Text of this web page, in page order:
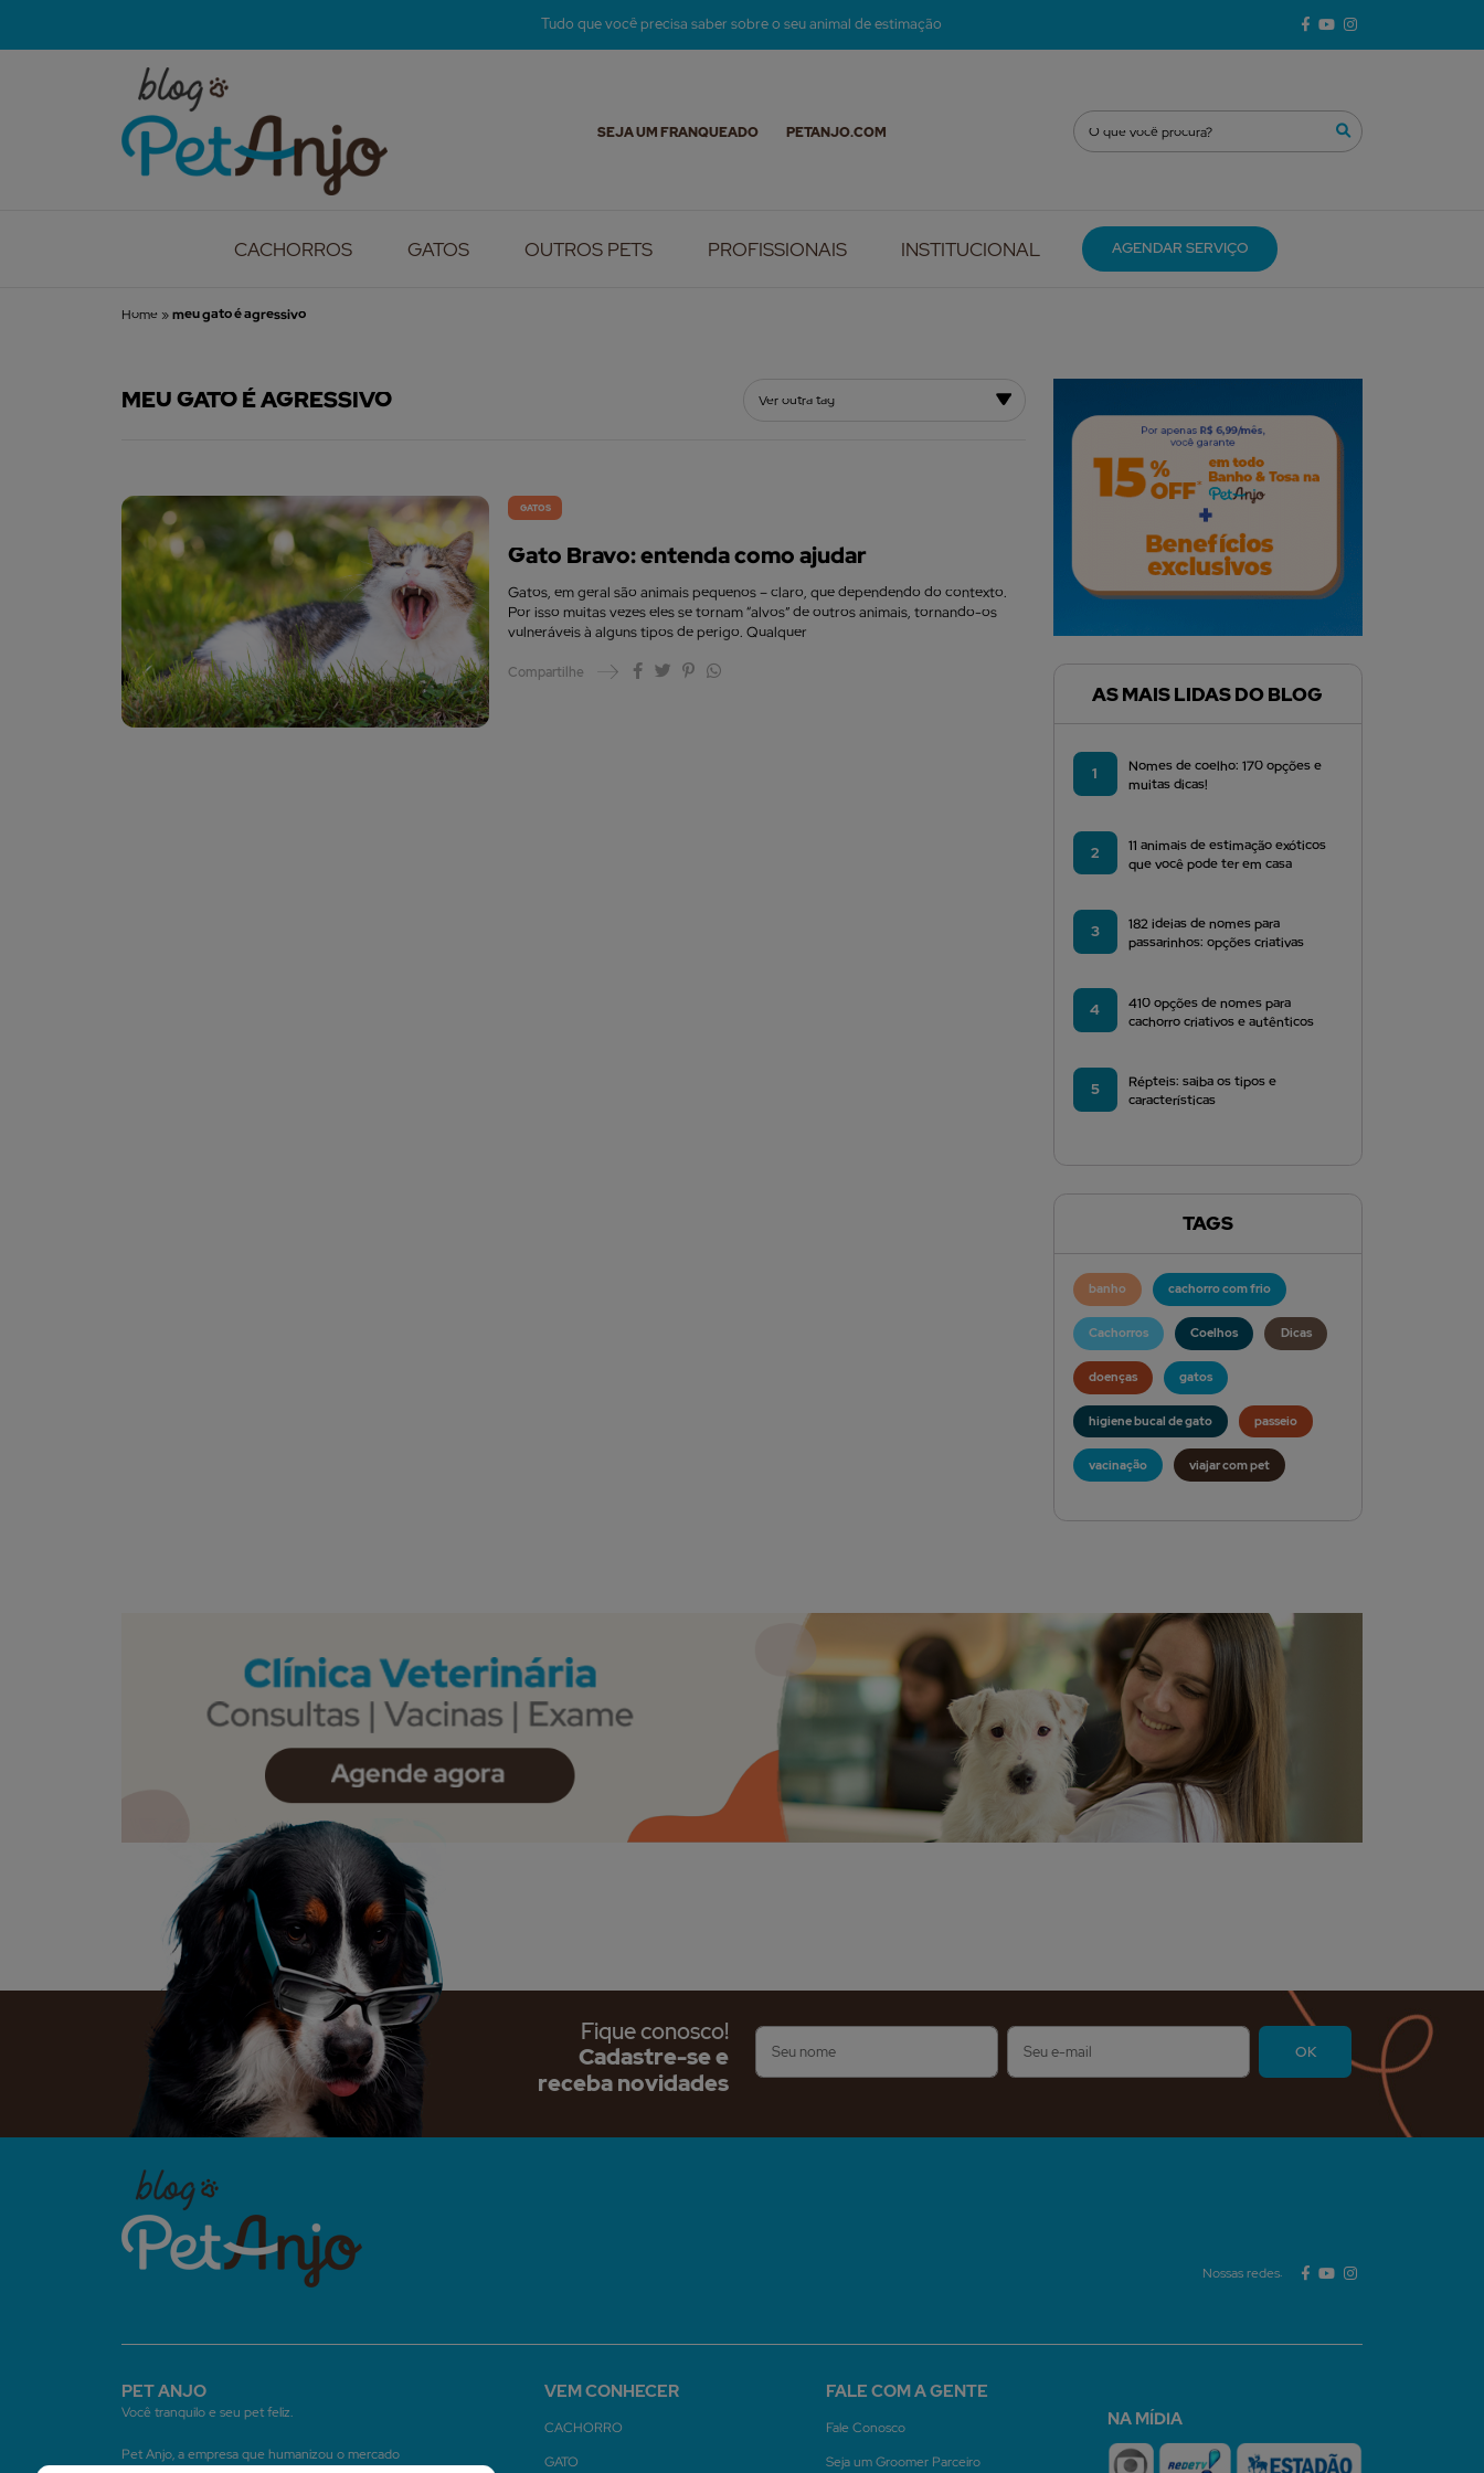
Tudo que você precisa saber sobre o seu animal de estimação
SEJA UM FRANQUEADO PETANJO.COM
CACHORROS GATOS OUTROS PETS PROFISSIONAIS INSTITUCIONAL AGENDAR SERVIÇO
Home »meu gato é agressivo
MEU GATO É AGRESSIVO
GATOS
Gato Bravo: entenda como ajudar
Gatos, em geral são animais pequenos – claro, que dependendo do contexto.
Por isso muitas vezes eles se tornam “alvos” de outros animais, tornando-os
vulneráveis à alguns tipos de perigo. Qualquer
Compartilhe
AS MAIS LIDAS DO BLOG
1
Nomes de coelho: 170 opções e
muitas dicas!
2
11 animais de estimação exóticos
que você pode ter em casa
3
182 ideias de nomes para
passarinhos: opções criativas
4
410 opções de nomes para
cachorro criativos e autênticos
5
Répteis: saiba os tipos e
características
TAGS
banho cachorro com frio
Cachorros Coelhos Dicas
doenças gatos
higiene bucal de gato passeio
vacinação viajar com pet
Fique conosco!
Cadastre-se e
receba novidades
Nossas redes:
PET ANJO
Você tranquilo e seu pet feliz.
Pet Anjo, a empresa que humanizou o mercado
VEM CONHECER
CACHORRO
GATO
FALE COM A GENTE
Fale Conosco
Seja um Groomer Parceiro
NA MÍDIA